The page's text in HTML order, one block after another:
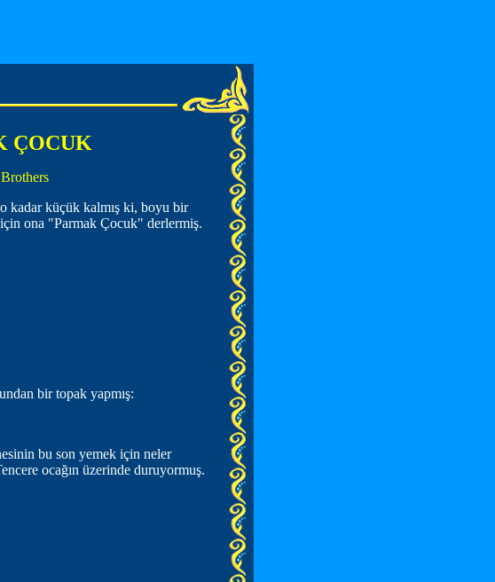
ÇOCUK
kadar küçük kalmış ki, boyu bir
ona "Parmak Çocuk" derlermiş.
bir topak yapmış:
bu son yemek için neler
ocağın üzerinde duruyormuş.